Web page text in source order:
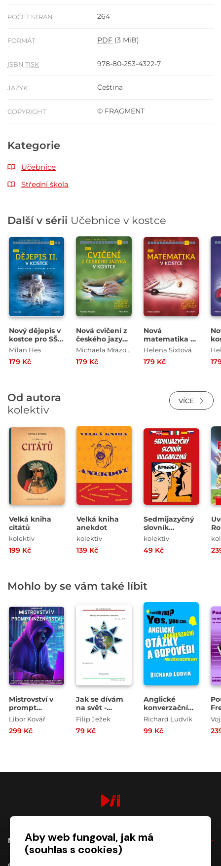
POČET STRAN 264
FORMÁT PDF (3 MiB)
ISBN TISK 978-80-253-4322-7
JAZYK Čeština
COPYRIGHT © FRAGMENT
Kategorie
Učebnice
Střední škola
Další v sérii Učebnice v kostce
Nový dějepis v
kostce pro SŠ
II.
Milan Hes
179 Kč
Nová cvičení z
českého jazyka
v kostce pro SŠMichaela Mrázová
179 Kč
Nová
matematika v
kostce pro SŠ
Helena Sixtová
179 Kč
Od autora
kolektiv
VÍCE
Velká kniha
citátů
kolektiv
199 Kč
Velká kniha
anekdot
kolektiv
139 Kč
Sedmijazyčný
slovník
vulgarismů
kolektiv
49 Kč
Mohlo by se vám také líbit
Mistrovství v
prompt
inženýrství
Libor Kovář
299 Kč
Jak se dívám
na svět -
Základy
mikroekonomie
s humorem,
Filip Ježek
79 Kč
Anglické
konverzační
otázky a
věčné
Richard Ludvík
99 Kč
NÁKUPAby web fungoval, jak má
(souhlas s cookies)